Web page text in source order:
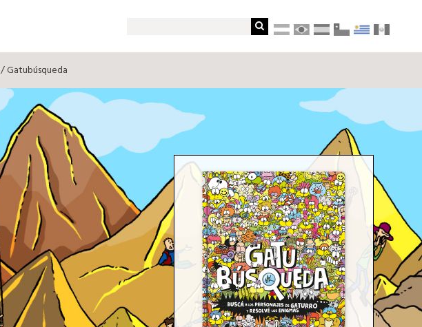
/ Gatubúsqueda